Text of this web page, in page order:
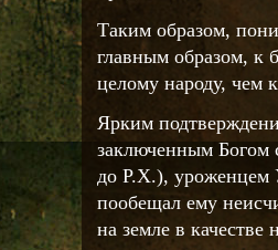
Таким образом,
главным образом, к
целому народу, чем
Ярким
заключенным
до Р.Х.), уроженцем
пообещал ему
на земле в качестве